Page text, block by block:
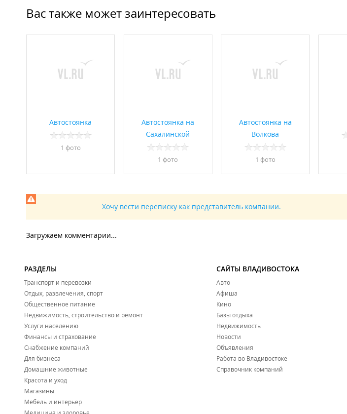
Вас также может заинтересовать
Автостоянка
1 фото
Автостоянка на
Сахалинской
1 фото
Автостоянка на
Волкова
1 фото
Хочу вести переписку как представитель компании.
Загружаем комментарии...
РАЗДЕЛЫ
Транспорт и перевозки
Отдых, развлечения, спорт
Общественное питание
Недвижимость, строительство и ремонт
Услуги населению
Финансы и страхование
Снабжение компаний
Для бизнеса
Домашние животные
Красота и уход
Магазины
Мебель и интерьер
САЙТЫ ВЛАДИВОСТОКА
Авто
Афиша
Кино
Базы отдыха
Недвижимость
Новости
Объявления
Работа во Владивостоке
Справочник компаний